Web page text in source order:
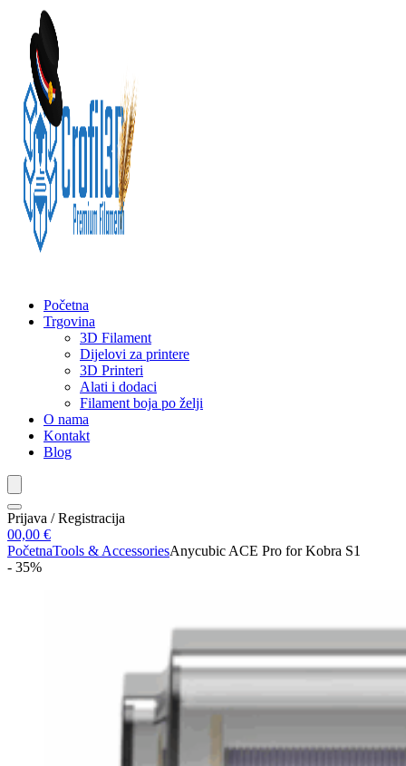
Početna
Trgovina
3D Filament
Dijelovi za printere
3D Printeri
Alati i dodaci
Filament boja po želji
O nama
Kontakt
Blog
Prijava / Registracija
00,00 €
PočetnaTools & AccessoriesAnycubic ACE Pro for Kobra S1
- 35%